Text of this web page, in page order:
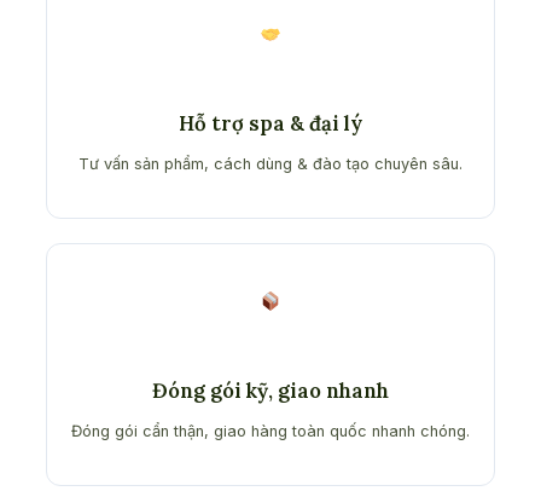
Hỗ trợ spa & đại lý
Tư vấn sản phẩm, cách dùng & đào tạo chuyên sâu.
Đóng gói kỹ, giao nhanh
Đóng gói cẩn thận, giao hàng toàn quốc nhanh chóng.